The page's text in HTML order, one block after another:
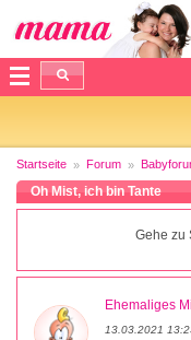
Startseite Forum
Oh Mist, ich bin Tante
Gehe zu
Ehemaliges
13.03.2021